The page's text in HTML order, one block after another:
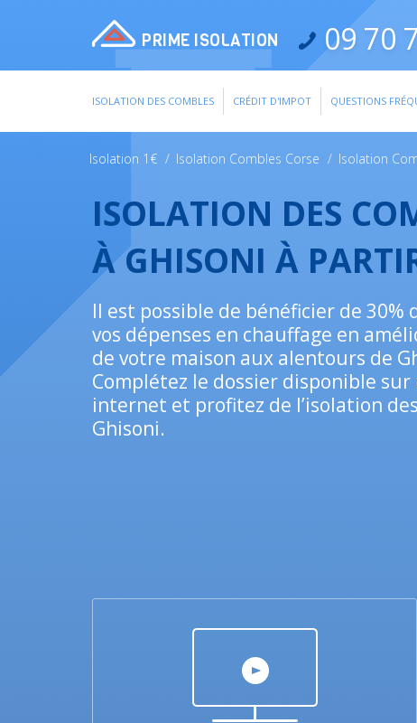
PRIME ISOLATION 09 70
ISOLATION DES COMBLES CRÉDIT D'IMPOT QUESTIONS
Isolation 1€ / Isolation Combles Corse / Isolation
ISOLATION DES
À GHISONI À
Il est possible de bénéficier de 30%
vos dépenses en chauffage en
de votre maison aux alentours de
Complétez le dossier disponible
internet et profitez de l’isolation
Ghisoni.